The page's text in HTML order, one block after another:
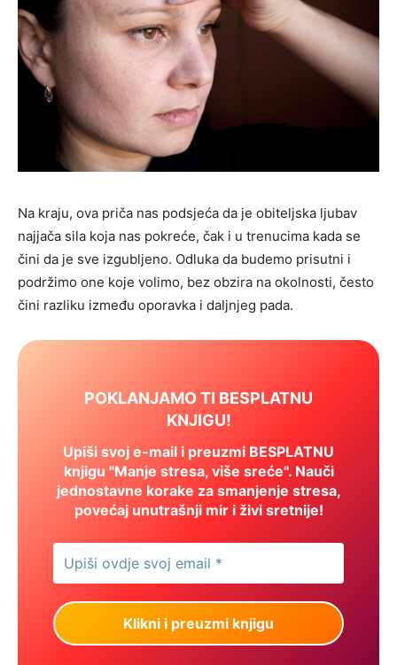
Na kraju, ova priča nas podsjeća da je obiteljska ljubav
najjača sila koja nas pokreće, čak i u trenucima kada se
čini da je sve izgubljeno. Odluka da budemo prisutni i
podržimo one koje volimo, bez obzira na okolnosti, često
čini razliku između oporavka i daljnjeg pada.
POKLANJAMO TI BESPLATNU
KNJIGU!
Upiši svoj e-mail i preuzmi BESPLATNU
knjigu "Manje stresa, više sreće". Nauči
jednostavne korake za smanjenje stresa,
povećaj unutrašnji mir i živi sretnije!